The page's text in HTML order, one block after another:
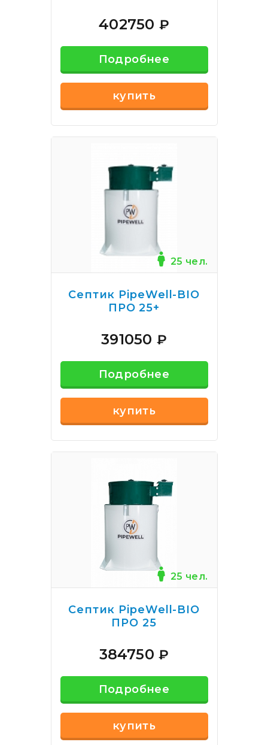
402750 ₽
Подробнее
купить
25 чел.
Септик PipeWell-BIO
ПРО 25+
391050 ₽
Подробнее
купить
25 чел.
Септик PipeWell-BIO
ПРО 25
384750₽
Подробнее
купить